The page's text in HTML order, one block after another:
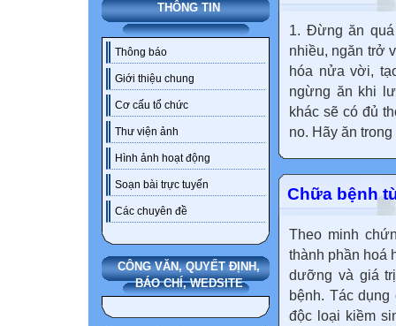
THÔNG TIN
Thông báo
Giới thiệu chung
Cơ cấu tổ chức
Thư viện ảnh
Hình ảnh hoạt động
Soạn bài trực tuyến
Các chuyên đề
CÔNG VĂN, QUYẾT ĐỊNH,
BÁO CHÍ, WEDSITE
1. Đừng ăn
nhiều, ngăn trở
hóa nửa vời,
ngừng ăn khi
khác sẽ có đủ
no. Hãy ăn
Chữa bệnh
Theo minh
thành phần hoá
dưỡng và giá
bệnh. Tác dụng
độc loại kiềm